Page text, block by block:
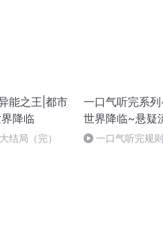
能之王|都市
降临
结局（完）
一口气听完系
世界降临~悬疑
一口气听完规